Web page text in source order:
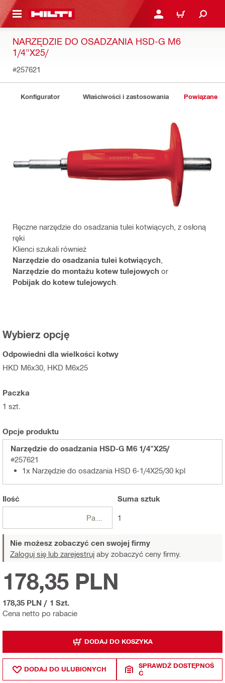
GŁÓWNEJ ZALOGUJ SIĘ LUB
KOSZYK
NARZĘDZIE DO OSADZANIA HSD-G M6
1/4"X25/
#257621
Konfigurator Właściwości i zastosowania Powiązane
Ręczne narzędzie do osadzania tulei kotwiących, z osłoną
ręki
Klienci szukali również
Narzędzie do osadzania tulei kotwiących
Narzędzie do montażu kotew tulejowych or
Pobijak do kotew tulejowych
Wybierz opcję
Odpowiedni dla wielkości kotwy
HKD M6x30, HKD M6x25
Paczka
1 szt.
Opcje produktu
Narzędzie do osadzania HSD-G M6 1/4"X25/
#257621
1x Narzędzie do osadzania HSD 6-1/4X25/30 kpl
Ilość Suma sztuk
1
Nie możesz zobaczyć cen swojej firmy
Zaloguj się lub zarejestruj aby zobaczyć ceny firmy.
Cena netto po rabacie
178,35 PLN
178,35 PLN / 1 Szt.
DODAJ DO KOSZYKA
DODAJ DO ULUBIONYCH
SPRAWDŹ DOSTĘPNOŚ
Ć